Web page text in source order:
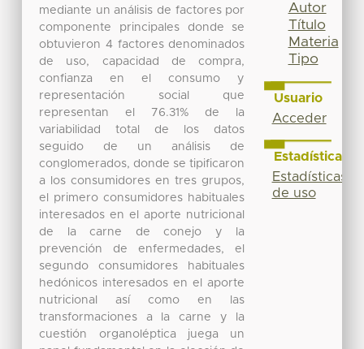
mediante un análisis de factores por
componente principales donde se
obtuvieron 4 factores denominados
de uso, capacidad de compra,
confianza en el consumo y
representación social que
representan el 76.31% de la
variabilidad total de los datos
seguido de un análisis de
conglomerados, donde se tipificaron
a los consumidores en tres grupos,
el primero consumidores habituales
interesados en el aporte nutricional
de la carne de conejo y la
prevención de enfermedades, el
segundo consumidores habituales
hedónicos interesados en el aporte
nutricional así como en las
transformaciones a la carne y la
cuestión organoléptica juega un
Autor
Título
Materia
Tipo
Usuario
Acceder
Estadísticas
Estadísticas
de uso